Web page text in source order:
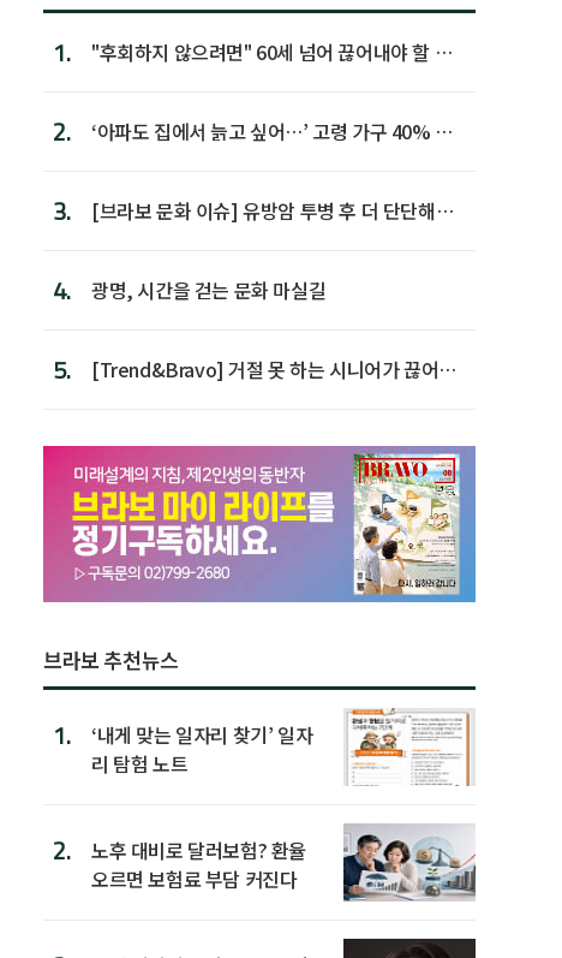
1.
"후회하지 않으려면" 60세 넘어 끊어내야 할 사
2.
‘아파도 집에서 늙고 싶어…’ 고령 가구 40% 노
3.
[브라보 문화 이슈] 유방암 투병 후 더 단단해진
4. 광명, 시간을 걷는 문화 마실길
5.
[Trend&Bravo] 거절 못 하는 시니어가 끊어야
브라보 추천뉴스
1.
‘내게 맞는 일자리 찾기’ 일자
리 탐험 노트
2.
노후 대비로 달러보험? 환율
오르면 보험료 부담 커진다